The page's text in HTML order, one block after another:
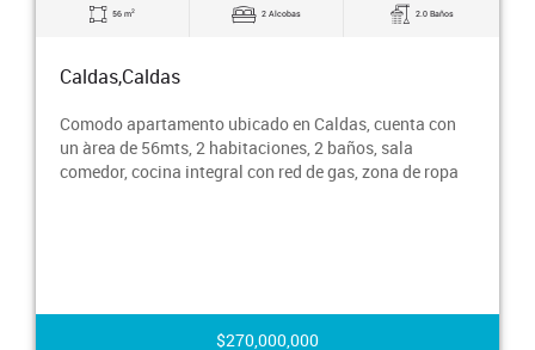
56 m2 2 Alcobas 2.0 Baños
Caldas,Caldas
Comodo apartamento ubicado en Caldas, cuenta con
un àrea de 56mts, 2 habitaciones, 2 baños, sala
comedor, cocina integral con red de gas, zona de ropa
$270,000,000